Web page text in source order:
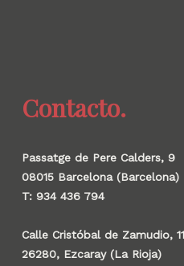
Contacto.
Passatge de Pere Calders, 9
08015 Barcelona (Barcelona)
T: 934 436 794
Calle Cristóbal de Zamudio, 11
26280, Ezcaray (La Rioja)